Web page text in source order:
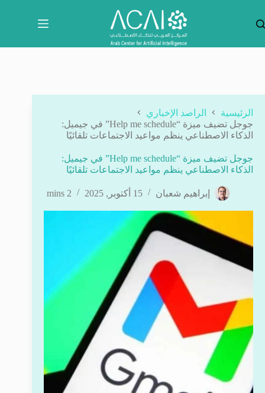
المحتوى
الرئيسية
الراصد الإخباري
جوجل تضيف ميزة “Help me schedule” في جيميل:
الذكاء الاصطناعي ينظم مواعيد الاجتماعات تلقائيًا
جوجل تضيف ميزة “Help me schedule” في جيميل:
الذكاء الاصطناعي ينظم مواعيد الاجتماعات تلقائيًا
إبراهيم شعبان 15 أكتوبر, 2025 2 mins